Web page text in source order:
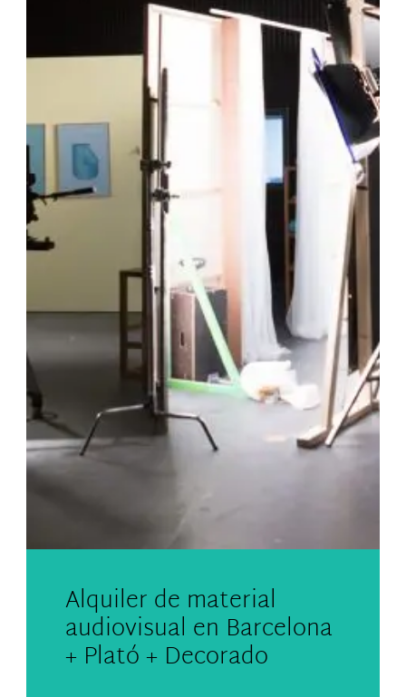
Alquiler de material
audiovisual en Barcelona
+ Plató + Decorado